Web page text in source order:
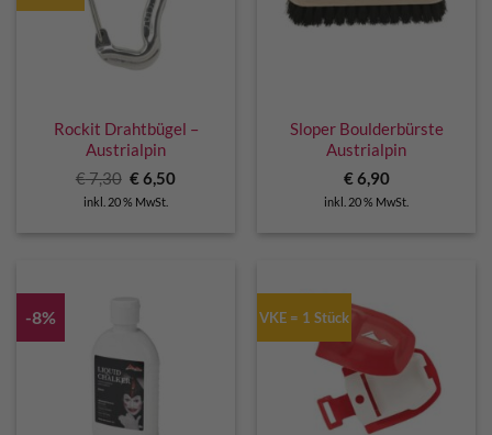
Rockit Drahtbügel –
Austrialpin
€7,30 Ursprünglicher
Preis
war:
€6,50Aktueller
inkl. 20 % MwSt.
Sloper Boulderbürste
Austrialpin
€6,90
inkl. 20 % MwSt.
-8% VKE = 1 Stück